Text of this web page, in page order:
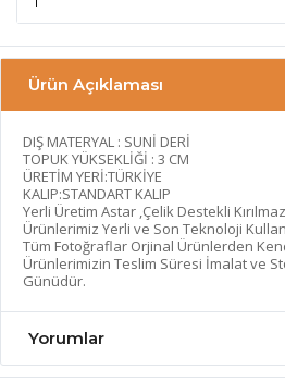
Ürün Açıklaması
DIŞ MATERYAL : SUNİ DERİ
TOPUK YÜKSEKLİĞİ : 3 CM
ÜRETİM YERİ:TÜRKİYE
KALIP:STANDART KALIP
Yerli Üretim Astar ,Çelik Destekli
Ürünlerimiz Yerli ve Son Teknoloji
Tüm Fotoğraflar Orjinal Ürünlerden
Ürünlerimizin Teslim Süresi İmalat ve
Günüdür.
Yorumlar